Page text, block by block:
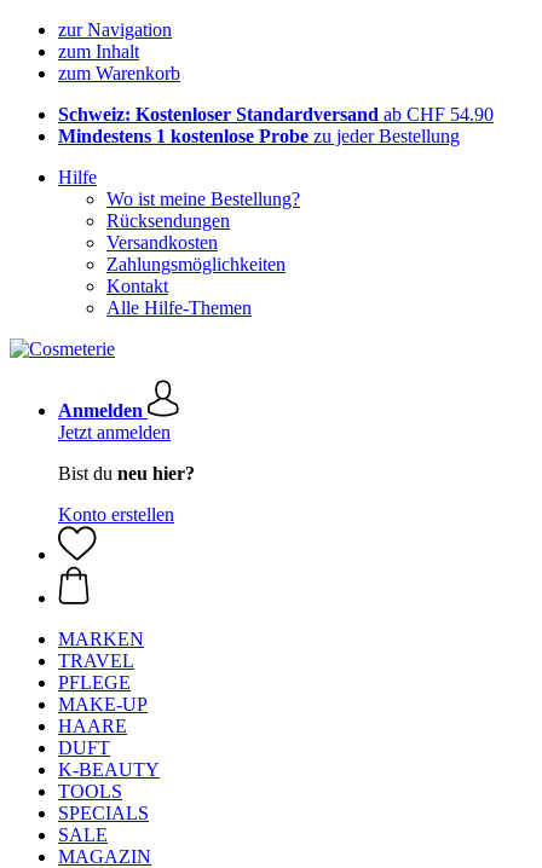
zur Navigation
zum Inhalt
zum Warenkorb
Schweiz: Kostenloser Standardversand ab CHF 54.90
Mindestens 1 kostenlose Probe zu jeder Bestellung
Hilfe
Wo ist meine Bestellung?
Rücksendungen
Versandkosten
Zahlungsmöglichkeiten
Kontakt
Alle Hilfe-Themen
Anmelden
Jetzt anmelden
Bist du neu hier?
Konto erstellen
MARKEN
TRAVEL
PFLEGE
MAKE-UP
HAARE
DUFT
K-BEAUTY
TOOLS
SPECIALS
SALE
MAGAZIN